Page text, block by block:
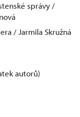
správy /
/ Jarmila Skružná
autorů)